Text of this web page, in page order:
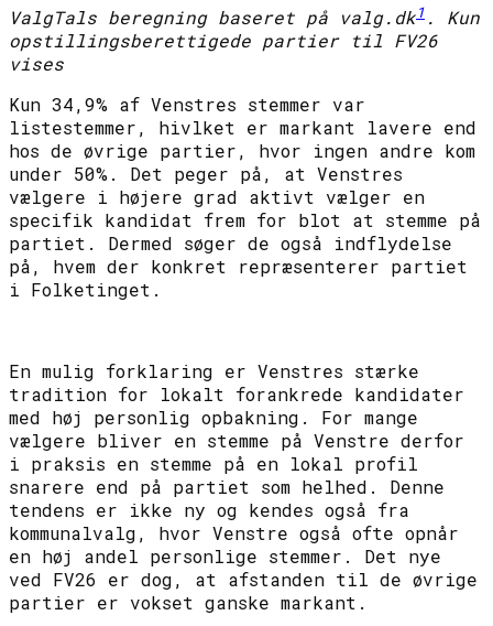
ValgTals beregning baseret på valg.dk1 . Kun
opstillingsberettigede partier til FV26
vises
Kun 34,9% af Venstres stemmer var
listestemmer, hivlket er markant lavere end
hos de øvrige partier, hvor ingen andre kom
under 50%. Det peger på, at Venstres
vælgere i højere grad aktivt vælger en
specifik kandidat frem for blot at stemme på
partiet. Dermed søger de også indflydelse
på, hvem der konkret repræsenterer partiet
i Folketinget.
En mulig forklaring er Venstres stærke
tradition for lokalt forankrede kandidater
med høj personlig opbakning. For mange
vælgere bliver en stemme på Venstre derfor
i praksis en stemme på en lokal profil
snarere end på partiet som helhed. Denne
tendens er ikke ny og kendes også fra
kommunalvalg, hvor Venstre også ofte opnår
en høj andel personlige stemmer. Det nye
ved FV26 er dog, at afstanden til de øvrige
partier er vokset ganske markant.